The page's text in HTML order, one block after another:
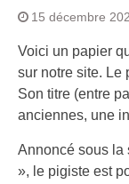
15 décembre
Voici un papier
sur notre site. Le
Son titre (entre
anciennes, une
Annoncé sous la
», le pigiste est